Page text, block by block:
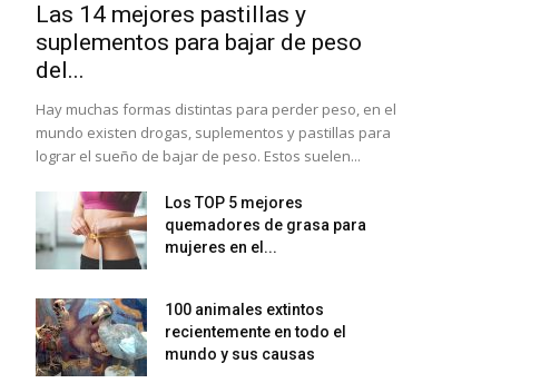
Las 14 mejores pastillas y
suplementos para bajar de peso
del...
Hay muchas formas distintas para perder peso, en el
mundo existen drogas, suplementos y pastillas para
lograr el sueño de bajar de peso. Estos suelen...
Los TOP 5 mejores
quemadores de grasa para
mujeres en el...
100 animales extintos
recientemente en todo el
mundo y sus causas